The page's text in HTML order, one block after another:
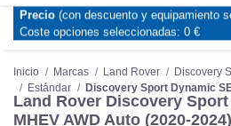
Marcas
Inicio Marcas Land Rover Discovery
Estándar
Discovery Sport Dynamic
Land Rover Discovery
MHEV AWD Auto (2020-2024)
Precio (con descuento y equipamiento
Coste opciones seleccionadas: 0 €